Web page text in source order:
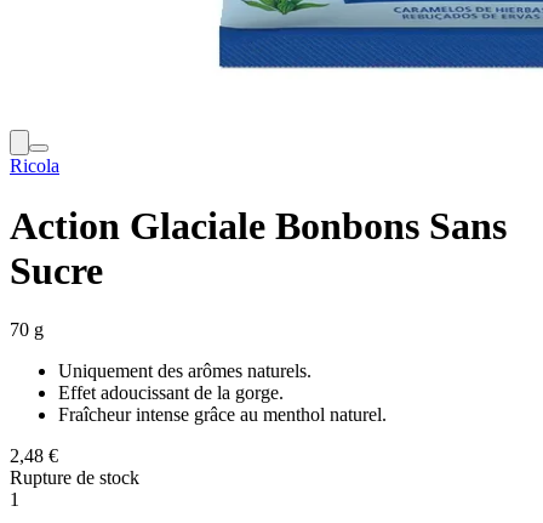
Ricola
Action Glaciale Bonbons Sans
Sucre
70 g
Uniquement des arômes naturels.
Effet adoucissant de la gorge.
Fraîcheur intense grâce au menthol naturel.
2,48 €
Rupture de stock
1